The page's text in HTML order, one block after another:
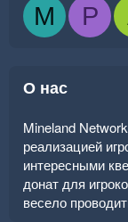
M
P
О нас
Mineland
реализацией
интересными
донат для
весело